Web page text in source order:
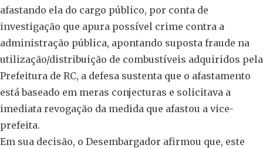
afastando ela do cargo público, por conta de
investigação que apura possível crime contra a
administração pública, apontando suposta fraude na
utilização/distribuição de combustíveis adquiridos pela
Prefeitura de RC, a defesa sustenta que o afastamento
está baseado em meras conjecturas e solicitava a
imediata revogação da medida que afastou a vice-
prefeita.
Em sua decisão, o Desembargador afirmou que, este